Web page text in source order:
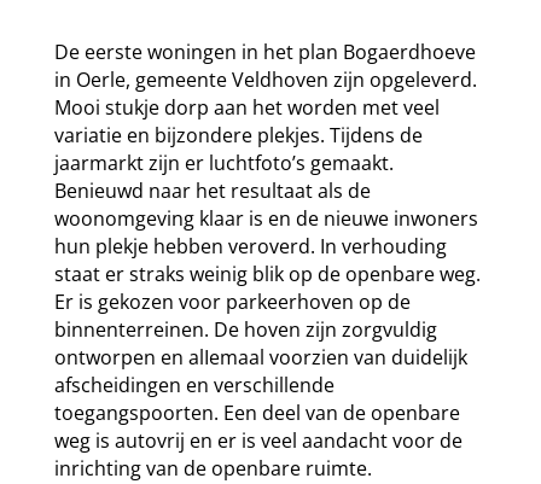
De eerste woningen in het plan Bogaerdhoeve
in Oerle, gemeente Veldhoven zijn opgeleverd.
Mooi stukje dorp aan het worden met veel
variatie en bijzondere plekjes. Tijdens de
jaarmarkt zijn er luchtfoto’s gemaakt.
Benieuwd naar het resultaat als de
woonomgeving klaar is en de nieuwe inwoners
hun plekje hebben veroverd. In verhouding
staat er straks weinig blik op de openbare weg.
Er is gekozen voor parkeerhoven op de
binnenterreinen. De hoven zijn zorgvuldig
ontworpen en alIemaal voorzien van duidelijk
afscheidingen en verschillende
toegangspoorten. Een deel van de openbare
weg is autovrij en er is veel aandacht voor de
inrichting van de openbare ruimte.